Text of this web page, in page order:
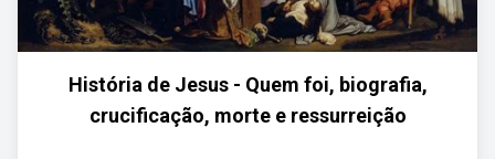
História de Jesus - Quem foi, biografia,
crucificação, morte e ressurreição